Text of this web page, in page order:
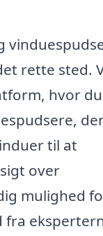
rette sted.
hvor du
til at
over
mulighed